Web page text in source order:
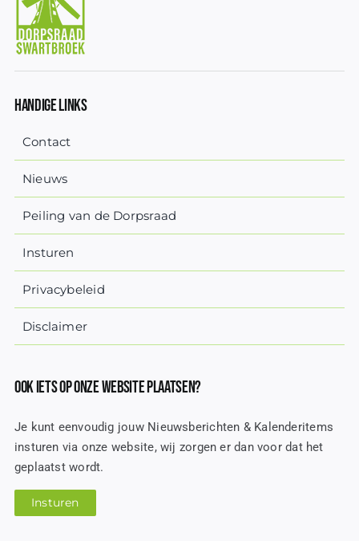
Handige Links
Contact
Nieuws
Peiling van de Dorpsraad
Insturen
Privacybeleid
Disclaimer
Ook iets op onze website plaatsen?
Je kunt eenvoudig jouw Nieuwsberichten & Kalenderitems
insturen via onze website, wij zorgen er dan voor dat het
geplaatst wordt.
Insturen